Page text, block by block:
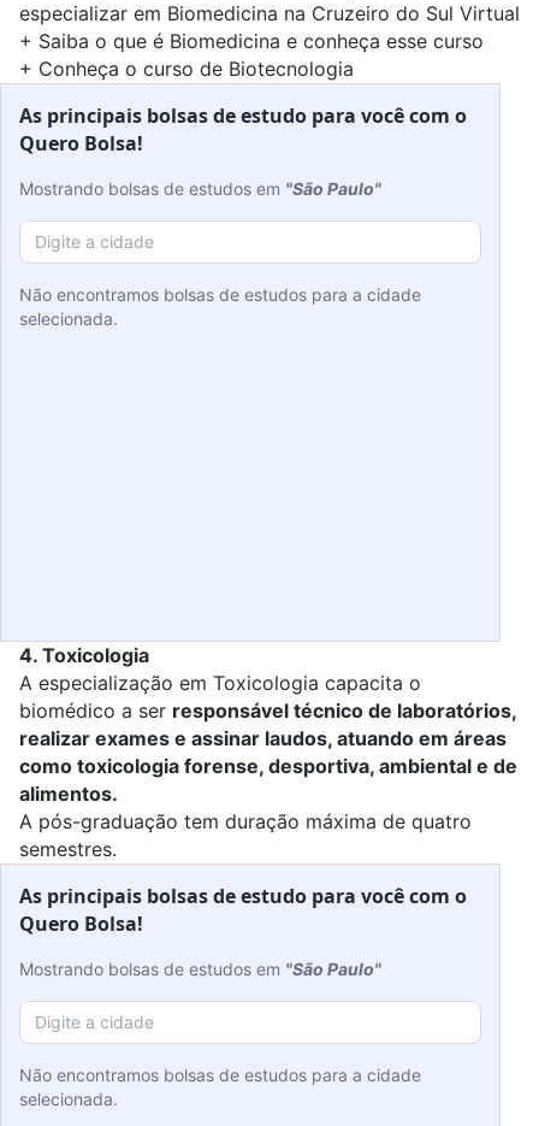
especializar em Biomedicina na Cruzeiro do Sul Virtual
+ Saiba o que é Biomedicina e conheça esse curso
+ Conheça o curso de Biotecnologia
As principais bolsas de estudo para você com o
Quero Bolsa!
Mostrando bolsas de estudos em "São Paulo"
Não encontramos bolsas de estudos para a cidade
selecionada.
4. Toxicologia
A especialização em Toxicologia capacita o
biomédico a ser responsável técnico de laboratórios,
realizar exames e assinar laudos, atuando em áreas
como toxicologia forense, desportiva, ambiental e de
alimentos.
A pós-graduação tem duração máxima de quatro
semestres.
As principais bolsas de estudo para você com o
Quero Bolsa!
Mostrando bolsas de estudos em "São Paulo"
Não encontramos bolsas de estudos para a cidade
selecionada.